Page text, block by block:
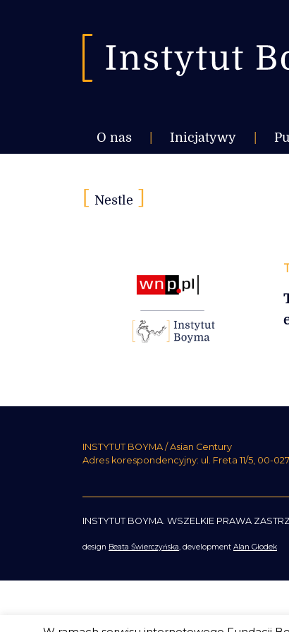
O nas Inicjatywy
Nestle
INSTYTUT BOYMA / Asian Century
Adres korespondencyjny: ul. Freta 11/5, 00-
INSTYTUT BOYMA. WSZELKIE PRAWA
design Beata Świerczyńska, development Alan Głodek